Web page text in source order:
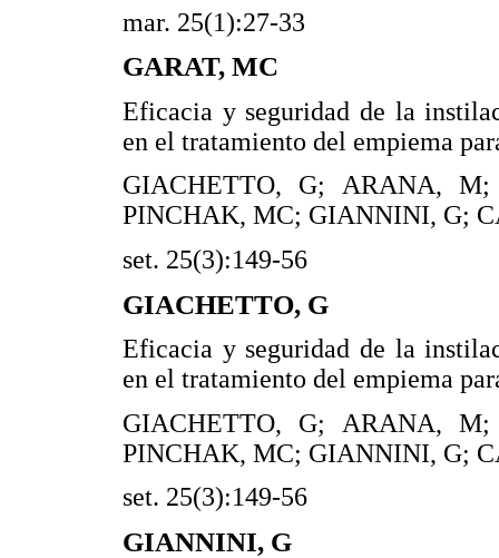
mar. 25(1):27-33
GARAT, MC
Eficacia y seguridad de la
en el tratamiento del empiema
GIACHETTO, G; ARANA,
PINCHAK, MC; GIANNINI, G;
set. 25(3):149-56
GIACHETTO, G
Eficacia y seguridad de la
en el tratamiento del empiema
GIACHETTO, G; ARANA,
PINCHAK, MC; GIANNINI, G;
set. 25(3):149-56
GIANNINI, G